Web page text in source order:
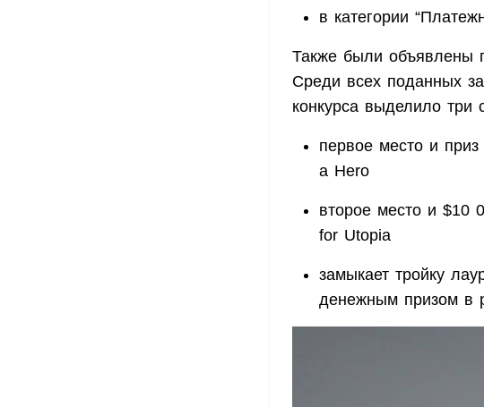
в категории
Также были объявлены
Среди всех поданных
конкурса выделило три
первое место и
a Hero
второе место и $10
for Utopia
замыкает тройку
денежным призом в